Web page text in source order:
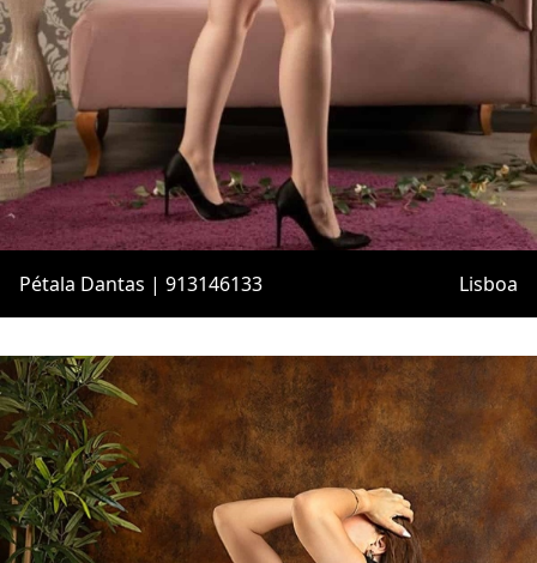
Pétala Dantas | 913146133 Lisboa